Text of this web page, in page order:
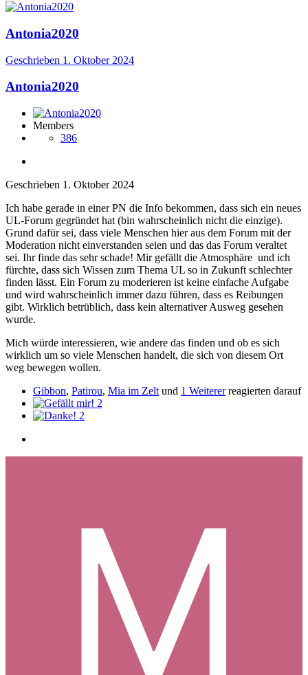
Antonia2020
Geschrieben 1. Oktober 2024
Antonia2020
Members
386
Geschrieben 1. Oktober 2024
Ich habe gerade in einer PN die Info bekommen, dass sich ein neues
UL-Forum gegründet hat (bin wahrscheinlich nicht die einzige).
Grund dafür sei, dass viele Menschen hier aus dem Forum mit der
Moderation nicht einverstanden seien und das das Forum veraltet
sei. Ihr finde das sehr schade! Mir gefällt die Atmosphäre und ich
fürchte, dass sich Wissen zum Thema UL so in Zukunft schlechter
finden lässt. Ein Forum zu moderieren ist keine einfache Aufgabe
und wird wahrscheinlich immer dazu führen, dass es Reibungen
gibt. Wirklich betrüblich, dass kein alternativer Ausweg gesehen
wurde.
Mich würde interessieren, wie andere das finden und ob es sich
wirklich um so viele Menschen handelt, die sich von diesem Ort
weg bewegen wollen.
Gibbon, Patirou, Mia im Zelt und 1 Weitererreagierten darauf
2
2